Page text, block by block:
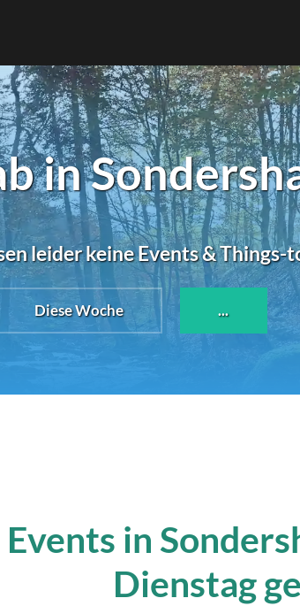
in
leider keine Events & Things-
Diese Woche ...
in
Dienstag